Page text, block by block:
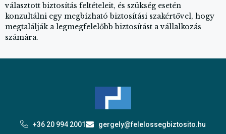
választott biztosítás feltételeit, és szükség esetén
konzultálni egy megbízható biztosítási szakértővel, hogy
megtalálják a legmegfelelőbb biztosítást a vállalkozás
számára.
+36 20 994 2001 gergely@felelossegbiztosito.hu